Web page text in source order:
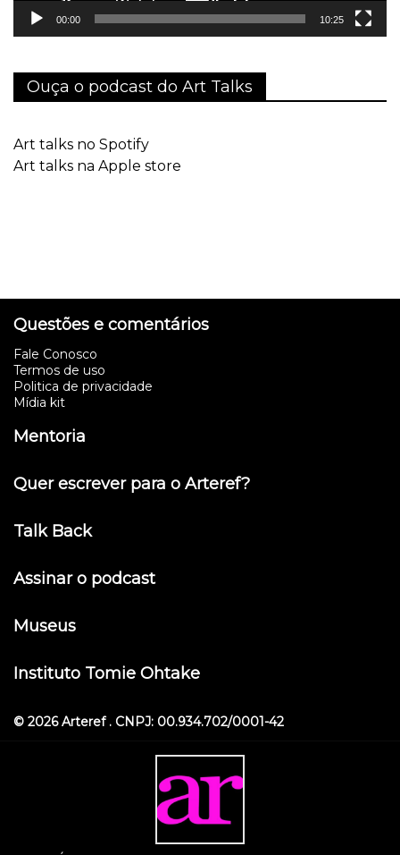
00:00 10:25
Ouça o podcast do Art Talks
Art talks no Spotify
Art talks na Apple store
Questões e comentários
Fale Conosco
Termos de uso
Politica de privacidade
Mídia kit
Mentoria
Quer escrever para o Arteref?
Talk Back
Assinar o podcast
Museus
Instituto Tomie Ohtake
© 2026 Arteref . CNPJ: 00.934.702/0001-42